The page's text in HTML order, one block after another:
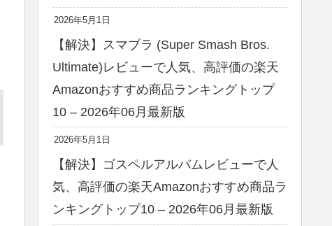
2026年5月1日
【解決】スマブラ (Super Smash Bros.
Ultimate)レビューで人気、高評価の楽天
Amazonおすすめ商品ランキングトップ
10 – 2026年06月最新版
2026年5月1日
【解決】ゴスペルアルバムレビューで人
気、高評価の楽天Amazonおすすめ商品ラ
ンキングトップ10 – 2026年06月最新版